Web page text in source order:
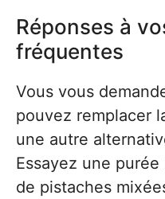
Réponses à
fréquentes
Vous vous
pouvez remplacer
une autre
Essayez une
de pistaches